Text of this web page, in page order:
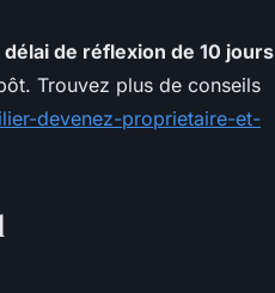
délai de réflexion de 10 jours
Trouvez plus de conseils
devenez-proprietaire-et-